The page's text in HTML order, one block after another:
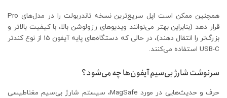
همچنین ممکن است اپل سریع‌ترین نسخه تاندربولت را در مدل‌های Pro
قرار دهد (بنابراین بهتر می‌توانند ویدیوهای رزولوشن بالا، با کیفیت بالاتر و
بزرگ‌تر را انتقال دهند)، در حالی که دستگاه‌های پایه آیفون 15 از نوع کندتر
USB-C استفاده می‌کنند.
سرنوشت شارژ بی‌سیم آیفون‌ها چه می‌شود؟
حرف و حدیث‌هایی در مورد MagSafe، سیستم شارژ بی‌سیم مغناطیسی